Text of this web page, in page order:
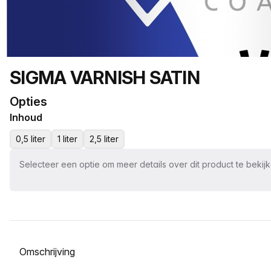
Productnaam
SIGMA VARNISH SATIN
Opties
Inhoud
0,5 liter 1 liter 2,5 liter
Selecteer een optie om meer details over dit product te
Selecteer een tabblad